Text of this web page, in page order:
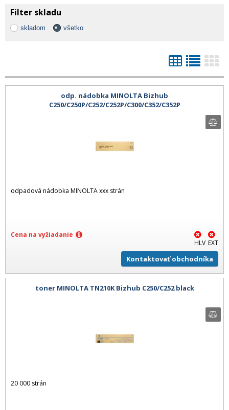
Filter skladu
skladom všetko
odp. nádobka MINOLTA Bizhub
C250/C250P/C252/C252P/C300/C352/C352P
odpadová nádobka MINOLTA xxx strán
Cena na vyžiadanie
HLV EXT
Kontaktovať obchodníka
toner MINOLTA TN210K Bizhub C250/C252 black
20 000 strán